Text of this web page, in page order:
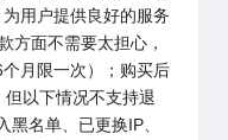
为用户提供良好的服务
方面不需要太担心，
个月限一次）；购买后
以下情况不支持退
黑名单、已更换IP、